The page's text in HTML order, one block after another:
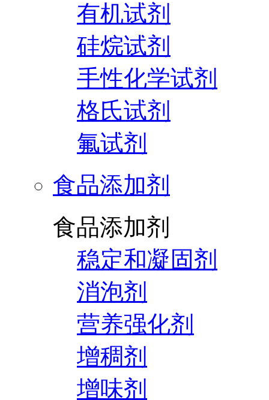
有机试剂
硅烷试剂
手性化学试剂
格氏试剂
氟试剂
食品添加剂
食品添加剂
稳定和凝固剂
消泡剂
营养强化剂
增稠剂
增味剂